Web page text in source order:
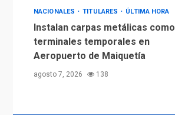
NACIONALES TITULARES ÚLTIMA HORA
Instalan carpas metálicas como
terminales temporales en
Aeropuerto de Maiquetía
agosto 7, 2026 138